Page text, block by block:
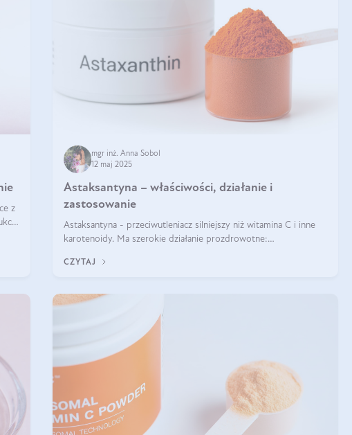
z
mgr inż. Anna Sobol
12 maj 2025
Astaksantyna – właściwości, działanie i
zastosowanie
Astaksantyna - przeciwutleniacz silniejszy niż witamina C i inne
karotenoidy. Ma szerokie działanie prozdrowotne:
CZYTAJ